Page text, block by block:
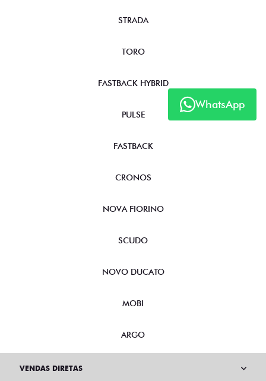
WhatsApp
STRADA
TORO
FASTBACK HYBRID
PULSE
FASTBACK
CRONOS
NOVA FIORINO
SCUDO
NOVO DUCATO
MOBI
ARGO
VENDAS DIRETAS